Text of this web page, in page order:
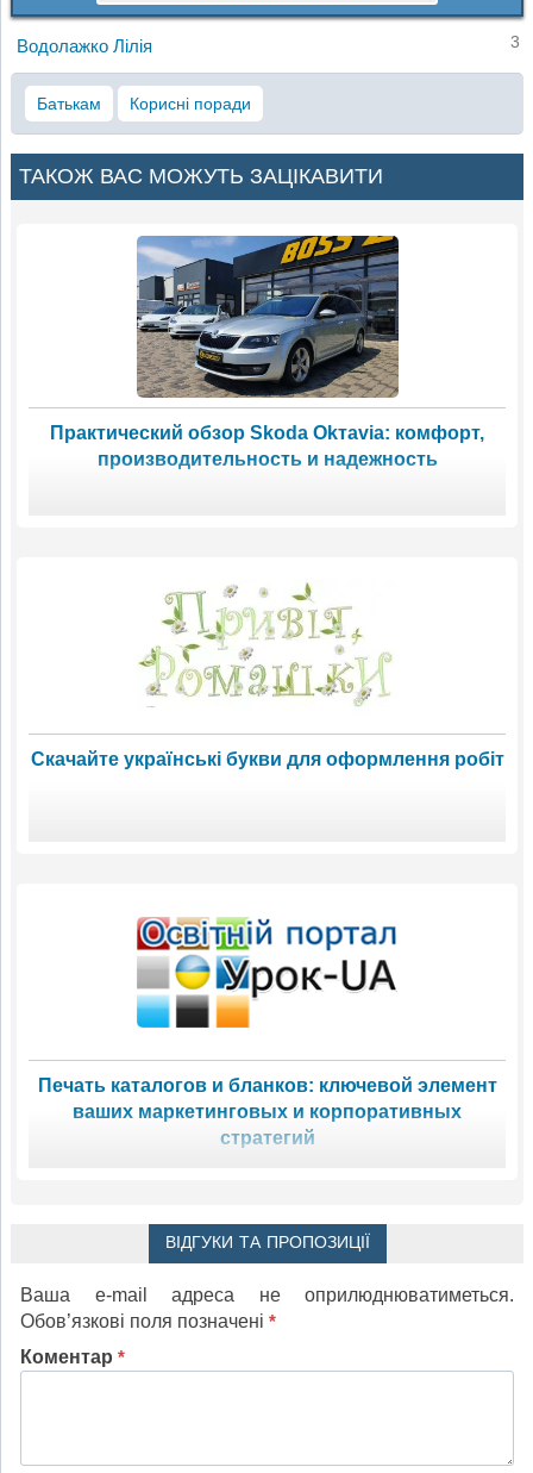
Водолажко Лілія 3
Батькам Корисні поради
ТАКОЖ ВАС МОЖУТЬ ЗАЦІКАВИТИ
Практический обзор Skoda Оkтavia: комфорт,
производительность и надежность
Скачайте українські букви для оформлення робіт
Печать каталогов и бланков: ключевой элемент
ваших маркетинговых и корпоративных
стратегий
ВІДГУКИ ТА ПРОПОЗИЦІЇ
Ваша e-mail адреса не оприлюднюватиметься.
Обов’язкові поля позначені *
Коментар *